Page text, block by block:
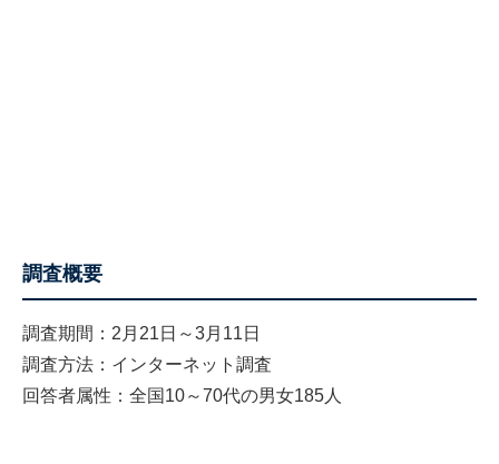
調査概要
調査期間：2月21日～3月11日
調査方法：インターネット調査
回答者属性：全国10～70代の男女185人